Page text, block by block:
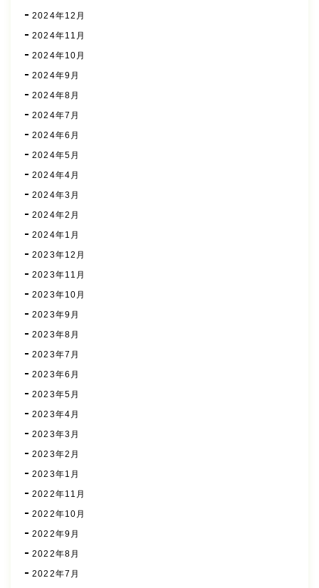
2024年12月
2024年11月
2024年10月
2024年9月
2024年8月
2024年7月
2024年6月
2024年5月
2024年4月
2024年3月
2024年2月
2024年1月
2023年12月
2023年11月
2023年10月
2023年9月
2023年8月
2023年7月
2023年6月
2023年5月
2023年4月
2023年3月
2023年2月
2023年1月
2022年11月
2022年10月
2022年9月
2022年8月
2022年7月